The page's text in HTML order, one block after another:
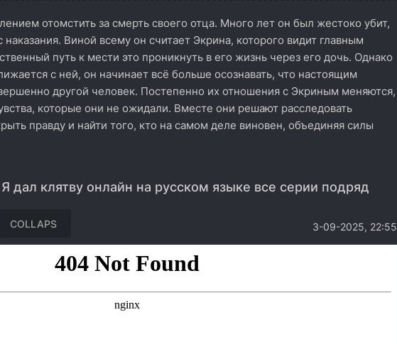
отомстить за смерть своего отца. Много лет он был жестоко убит,
Виной всему он считает Экрина, которого видит главным
путь к мести это проникнуть в его жизнь через его дочь. Однако
с ней, он начинает всё больше осознавать, что настоящим
другой человек. Постепенно их отношения с Экриным меняются,
которые они не ожидали. Вместе они решают расследовать
правду и найти того, кто на самом деле виновен, объединяя силы
дал клятву онлайн на русском языке все серии подряд
COLLAPS 3-09-2025, 22:55